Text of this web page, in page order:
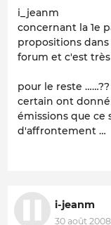
i_jeanm
concernant la 1e
propositions
forum et c'est
pour le reste ……??
certain ont
émissions que ce
d'affrontement …
i-jeanm
30 août 2008